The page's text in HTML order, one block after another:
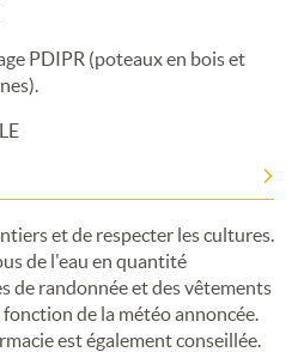
PDIPR (poteaux en bois et
et de respecter les cultures.
de l'eau en quantité
de randonnée et des vêtements
de la météo annoncée.
est également conseillée.